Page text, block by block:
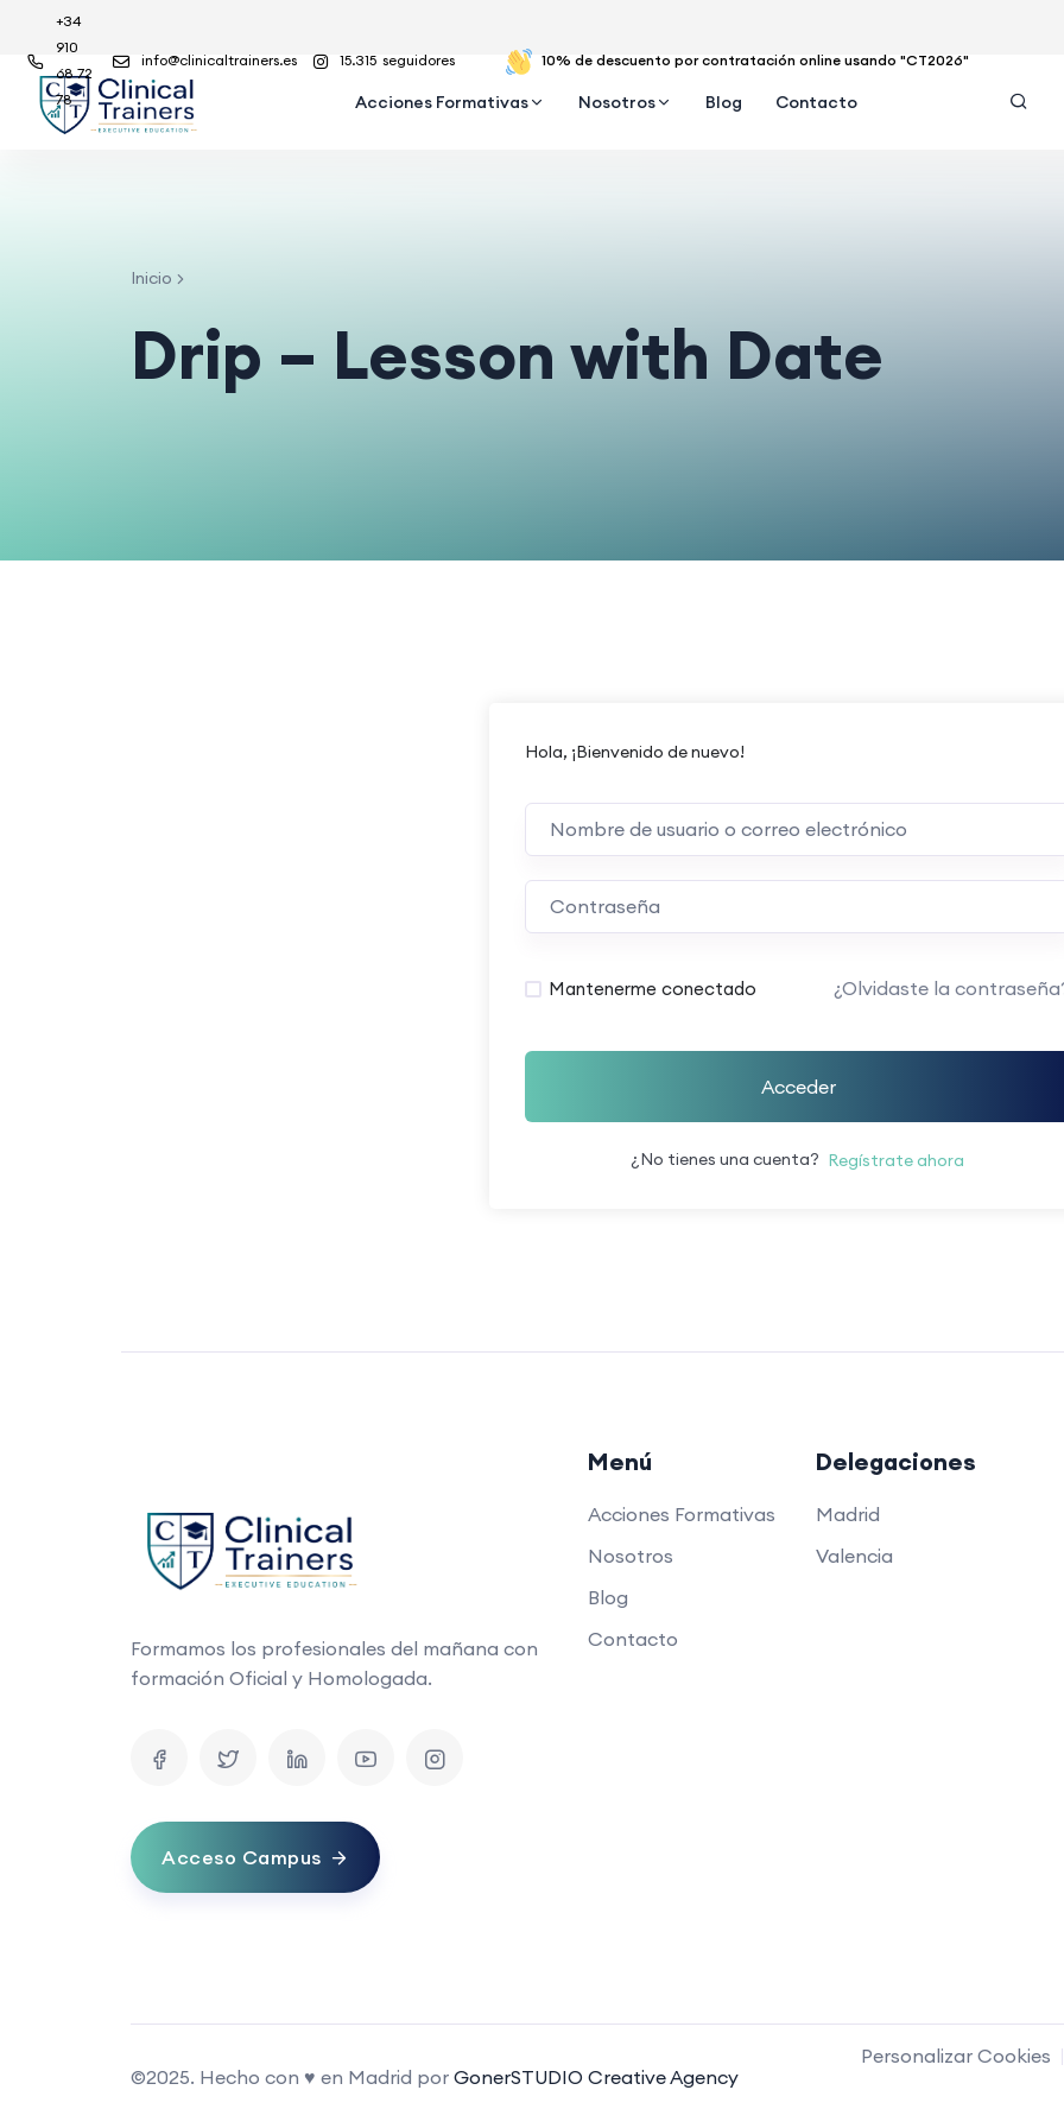
15.315 seguidores
info@clinicaltrainers.es
+34
910
68 72
78
10% de descuento por contratación online usando "CT2026"
Acciones Formativas Nosotros Blog Contacto
Inicio
Drip – Lesson with Date
Hola, ¡Bienvenido de nuevo!
Mantenerme conectado ¿Olvidaste la
Acceder
¿No tienes una cuenta? Regístrate ahora
Formamos los profesionales del mañana con
formación Oficial y Homologada.
Acceso Campus
Menú
Acciones Formativas
Nosotros
Blog
Contacto
Delegaciones
Madrid
Valencia
©2025. Hecho con ♥ en Madrid por GonerSTUDIO Creative Agency
Personalizar Cookies